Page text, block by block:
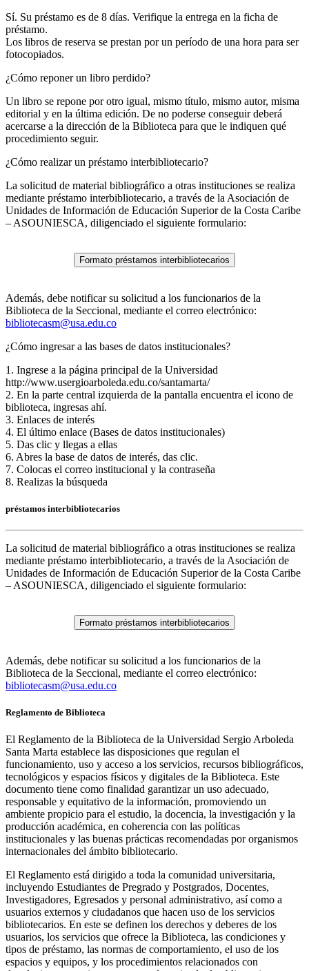
Sí. Su préstamo es de 8 días. Verifique la entrega en la ficha de
préstamo.
Los libros de reserva se prestan por un período de una hora para ser
fotocopiados.
¿Cómo reponer un libro perdido?
Un libro se repone por otro igual, mismo título, mismo autor, misma
editorial y en la última edición. De no poderse conseguir deberá
acercarse a la dirección de la Biblioteca para que le indiquen qué
procedimiento seguir.
¿Cómo realizar un préstamo interbibliotecario?
La solicitud de material bibliográfico a otras instituciones se realiza
mediante préstamo interbibliotecario, a través de la Asociación de
Unidades de Información de Educación Superior de la Costa Caribe
– ASOUNIESCA, diligenciado el siguiente formulario:
Formato préstamos interbibliotecarios
Además, debe notificar su solicitud a los funcionarios de la
Biblioteca de la Seccional, mediante el correo electrónico:
bibliotecasm@usa.edu.co
¿Cómo ingresar a las bases de datos institucionales?
1. Ingrese a la página principal de la Universidad
http://www.usergioarboleda.edu.co/santamarta/
2. En la parte central izquierda de la pantalla encuentra el icono de
biblioteca, ingresas ahí.
3. Enlaces de interés
4. El último enlace (Bases de datos institucionales)
5. Das clic y llegas a ellas
6. Abres la base de datos de interés, das clic.
7. Colocas el correo institucional y la contraseña
8. Realizas la búsqueda
préstamos interbibliotecarios
La solicitud de material bibliográfico a otras instituciones se realiza
mediante préstamo interbibliotecario, a través de la Asociación de
Unidades de Información de Educación Superior de la Costa Caribe
– ASOUNIESCA, diligenciado el siguiente formulario:
Formato préstamos interbibliotecarios
Además, debe notificar su solicitud a los funcionarios de la
Biblioteca de la Seccional, mediante el correo electrónico:
bibliotecasm@usa.edu.co
Reglamento de Biblioteca
El Reglamento de la Biblioteca de la Universidad Sergio Arboleda
Santa Marta establece las disposiciones que regulan el
funcionamiento, uso y acceso a los servicios, recursos bibliográficos,
tecnológicos y espacios físicos y digitales de la Biblioteca. Este
documento tiene como finalidad garantizar un uso adecuado,
responsable y equitativo de la información, promoviendo un
ambiente propicio para el estudio, la docencia, la investigación y la
producción académica, en coherencia con las políticas
institucionales y las buenas prácticas recomendadas por organismos
internacionales del ámbito bibliotecario.
El Reglamento está dirigido a toda la comunidad universitaria,
incluyendo Estudiantes de Pregrado y Postgrados, Docentes,
Investigadores, Egresados y personal administrativo, así como a
usuarios externos y ciudadanos que hacen uso de los servicios
bibliotecarios. En este se definen los derechos y deberes de los
usuarios, los servicios que ofrece la Biblioteca, las condiciones y
tipos de préstamo, las normas de comportamiento, el uso de los
espacios y equipos, y los procedimientos relacionados con